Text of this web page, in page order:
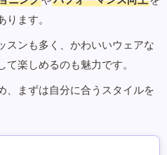
ます。
スンも多く、かわいいウェアな
楽しめるのも魅力です。
、まずは自分に合うスタイルを